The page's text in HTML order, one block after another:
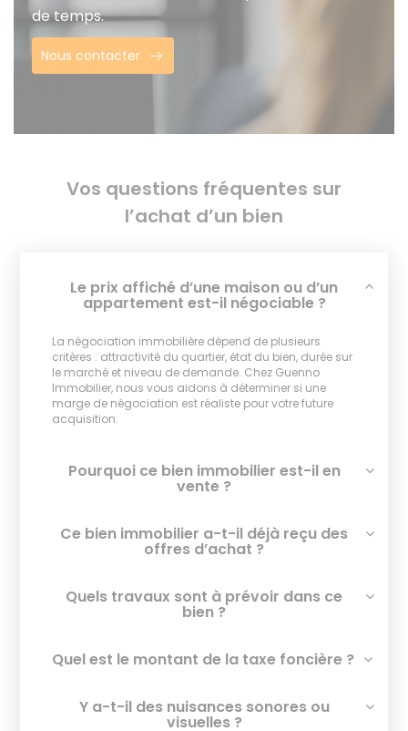
de temps.
Nous contacter
Vos questions fréquentes sur
l’achat d’un bien
Le prix affiché d’une maison ou d’un
appartement est-il négociable ?
La négociation immobilière dépend de plusieurs
critères : attractivité du quartier, état du bien, durée sur
le marché et niveau de demande. Chez Guenno
Immobilier, nous vous aidons à déterminer si une
marge de négociation est réaliste pour votre future
acquisition.
Pourquoi ce bien immobilier est-il en
vente ?
Ce bien immobilier a-t-il déjà reçu des
offres d’achat ?
Quels travaux sont à prévoir dans ce
bien ?
Quel est le montant de la taxe foncière ?
Y a-t-il des nuisances sonores ou
visuelles ?